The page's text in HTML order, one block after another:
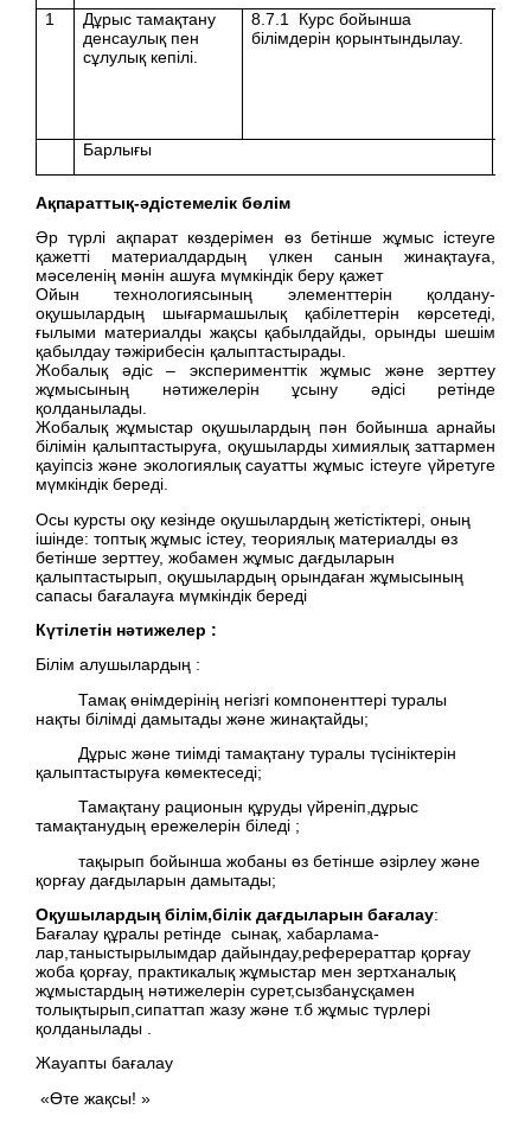
1
Дұрыс тамақтану
денсаулық пен
сұлулық кепілі.
8.7.1 Курс бойынша
білімдерін қорынтындылау.
Барлығы
Ақпараттық-әдістемелік бөлім
Әр түрлі ақпарат көздерімен өз бетінше жұмыс істеуге
қажетті материалдардың үлкен санын жинақтауға,
мәселенің мәнін ашуға мүмкіндік беру қажет
Ойын технологиясының элементтерін қолдану-
оқушылардың шығармашылық қабілеттерін көрсетеді,
ғылыми материалды жақсы қабылдайды, орынды шешім
қабылдау тәжірибесін қалыптастырады.
Жобалық әдіс – эксперименттік жұмыс және зерттеу
жұмысының нәтижелерін ұсыну әдісі ретінде
қолданылады.
Жобалық жұмыстар оқушылардың пән бойынша арнайы
білімін қалыптастыруға, оқушыларды химиялық заттармен
қауіпсіз және экологиялық сауатты жұмыс істеуге үйретуге
мүмкіндік береді.
Осы курсты оқу кезінде оқушылардың жетістіктері, оның
ішінде: топтық жұмыс істеу, теориялық материалды өз
бетінше зерттеу, жобамен жұмыс дағдыларын
қалыптастырып, оқушылардың орындаған жұмысының
сапасы бағалауға мүмкіндік береді
Күтілетін нәтижелер :
Білім алушылардың :
Тамақ өнімдерінің негізгі компоненттері туралы
нақты білімді дамытады және жинақтайды;
Дұрыс және тиімді тамақтану туралы түсініктерін
қалыптастыруға көмектеседі;
Тамақтану рационын құруды үйреніп,дұрыс
тамақтанудың ережелерін біледі ;
тақырып бойынша жобаны өз бетінше әзірлеу және
қорғау дағдыларын дамытады;
Оқушылардың білім,білік дағдыларын бағалау:
Бағалау құралы ретінде сынақ, хабарлама-
лар,таныстырылымдар дайындау,реферераттар қорғау
жоба қорғау, практикалық жұмыстар мен зертханалық
жұмыстардың нәтижелерін сурет,сызбанұсқамен
толықтырып,сипаттап жазу және т.б жұмыс түрлері
қолданылады .
Жауапты бағалау
«Өте жақсы! »